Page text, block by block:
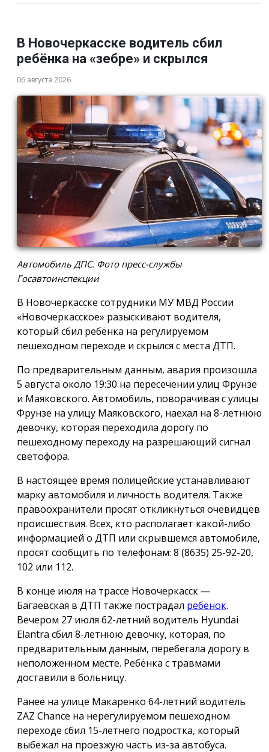
В Новочеркасске водитель сбил
ребёнка на «зебре» и скрылся
06 августа 2026
Автомобиль ДПС. Фото пресс-службы
Госавтоинспекции
В Новочеркасске сотрудники МУ МВД России
«Новочеркасское» разыскивают водителя,
который сбил ребёнка на регулируемом
пешеходном переходе и скрылся с места ДТП.
По предварительным данным, авария произошла
5 августа около 19:30 на пересечении улиц Фрунзе
и Маяковского. Автомобиль, поворачивая с улицы
Фрунзе на улицу Маяковского, наехал на 8-летнюю
девочку, которая переходила дорогу по
пешеходному переходу на разрешающий сигнал
светофора.
В настоящее время полицейские устанавливают
марку автомобиля и личность водителя. Также
правоохранители просят откликнуться очевидцев
происшествия. Всех, кто располагает какой-либо
информацией о ДТП или скрывшемся автомобиле,
просят сообщить по телефонам: 8 (8635) 25-92-20,
102 или 112.
В конце июля на трассе Новочеркасск —
Багаевская в ДТП также пострадал ребёнок.
Вечером 27 июля 62-летний водитель Hyundai
Elantra сбил 8-летнюю девочку, которая, по
предварительным данным, перебегала дорогу в
неположенном месте. Ребёнка с травмами
доставили в больницу.
Ранее на улице Макаренко 64-летний водитель
ZAZ Chance на нерегулируемом пешеходном
переходе сбил 15-летнего подростка, который
выбежал на проезжую часть из-за автобуса.